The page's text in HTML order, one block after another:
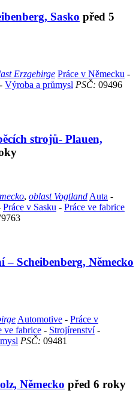
Sasko před 5
Erzgebirge Práce v Německu -
- Výroba a průmysl PSČ: 09496
strojů- Plauen,
, oblast Vogtland Auta -
Práce v Sasku - Práce ve fabrice
Scheibenberg, Německo
Automotive - Práce v
ve fabrice - Strojírenství-
PSČ: 09481
Německo před 6 roky